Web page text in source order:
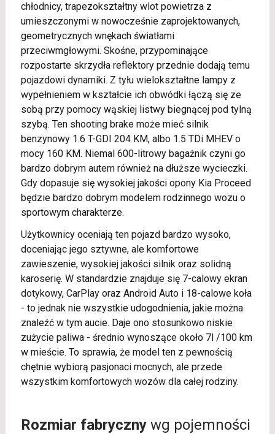
chłodnicy, trapezokształtny wlot powietrza z
umieszczonymi w nowocześnie zaprojektowanych,
geometrycznych wnękach światłami
przeciwmgłowymi. Skośne, przypominające
rozpostarte skrzydła reflektory przednie dodają temu
pojazdowi dynamiki. Z tyłu wielokształtne lampy z
wypełnieniem w kształcie ich obwódki łączą się ze
sobą przy pomocy wąskiej listwy biegnącej pod tylną
szybą. Ten shooting brake może mieć silnik
benzynowy 1.6 T-GDI 204 KM, albo 1.5 TDi MHEV o
mocy 160 KM. Niemal 600-litrowy bagażnik czyni go
bardzo dobrym autem również na dłuższe wycieczki.
Gdy dopasuje się wysokiej jakości opony Kia Proceed
będzie bardzo dobrym modelem rodzinnego wozu o
sportowym charakterze.
Użytkownicy oceniają ten pojazd bardzo wysoko,
doceniając jego sztywne, ale komfortowe
zawieszenie, wysokiej jakości silnik oraz solidną
karoserię. W standardzie znajduje się 7-calowy ekran
dotykowy, CarPlay oraz Android Auto i 18-calowe koła
- to jednak nie wszystkie udogodnienia, jakie można
znaleźć w tym aucie. Daje ono stosunkowo niskie
zużycie paliwa - średnio wynoszące około 7l /100 km
w mieście. To sprawia, że model ten z pewnością
chętnie wybiorą pasjonaci mocnych, ale przede
wszystkim komfortowych wozów dla całej rodziny.
Rozmiar fabrycznywg pojemności